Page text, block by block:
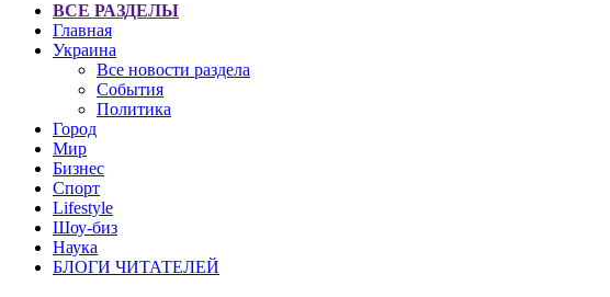
ВСЕ РАЗДЕЛЫ
Главная
Украина
Все новости раздела
События
Политика
Город
Мир
Бизнес
Спорт
Lifestyle
Шоу-биз
Наука
БЛОГИ ЧИТАТЕЛЕЙ